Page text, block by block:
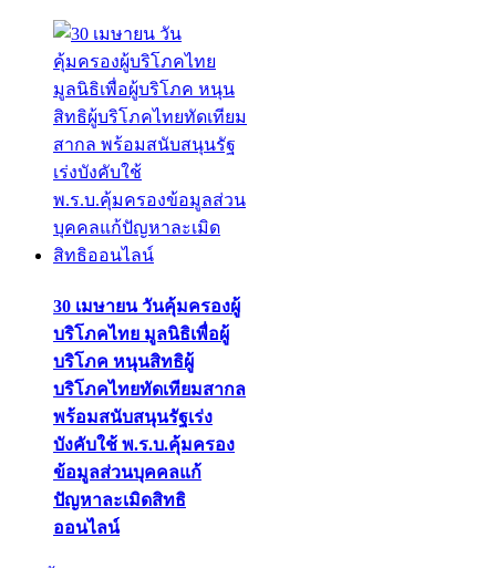
30 เมษายน วันคุ้มครองผู้
บริโภคไทย มูลนิธิเพื่อผู้
บริโภค หนุนสิทธิผู้
บริโภคไทยทัดเทียมสากล
พร้อมสนับสนุนรัฐเร่ง
บังคับใช้ พ.ร.บ.คุ้มครอง
ข้อมูลส่วนบุคคลแก้
ปัญหาละเมิดสิทธิ
ออนไลน์